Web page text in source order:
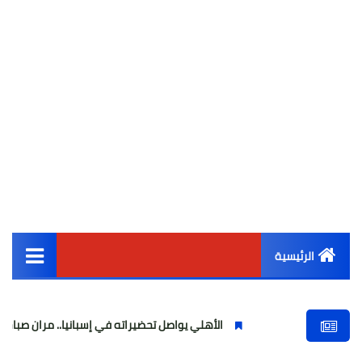
الرئيسية
أخبار مصر
الأهلي يواصل تحضيراته في إسبانيا.. مران صباحي قوي